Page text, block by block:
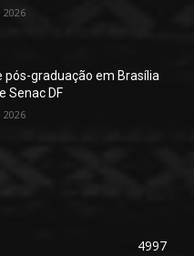
pós-graduação em Brasília
Senac DF
4997